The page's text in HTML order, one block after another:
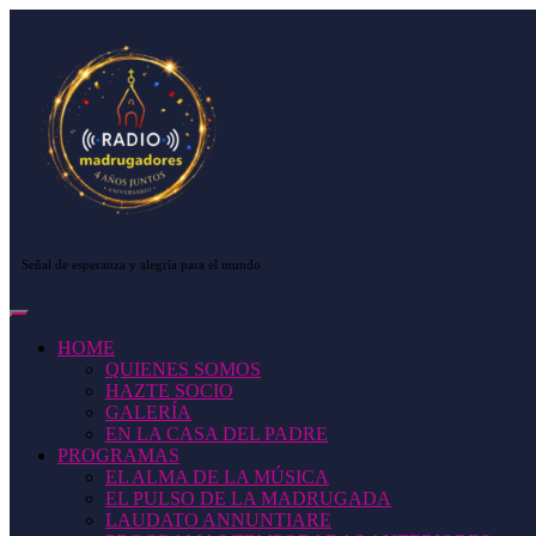
contenido
contenido
Señal de esperanza y alegría para el mundo
Botón
aperturaHOME
QUIENES SOMOS
HAZTE SOCIO
GALERÍA
EN LA CASA DEL PADRE
PROGRAMAS
EL ALMA DE LA MÚSICA
EL PULSO DE LA MADRUGADA
LAUDATO ANNUNTIARE